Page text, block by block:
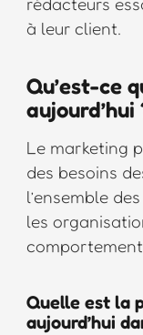
à leur client.
Qu’est-ce
aujourd’hui
Le marketing
des besoins
l’ensemble
les
Quelle est la
aujourd’hui